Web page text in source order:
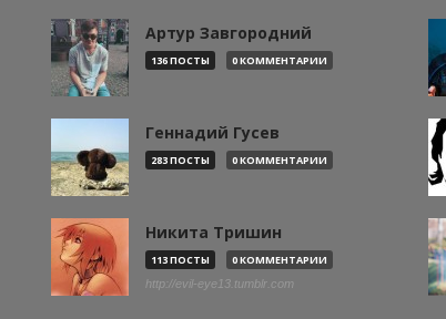
Артур Завгородний
136 ПОСТЫ 0 КОММЕНТАРИИ
Геннадий Гусев
283 ПОСТЫ 0 КОММЕНТАРИИ
Никита Тришин
113 ПОСТЫ 0 КОММЕНТАРИИ
http://evil-eye13.tumblr.com